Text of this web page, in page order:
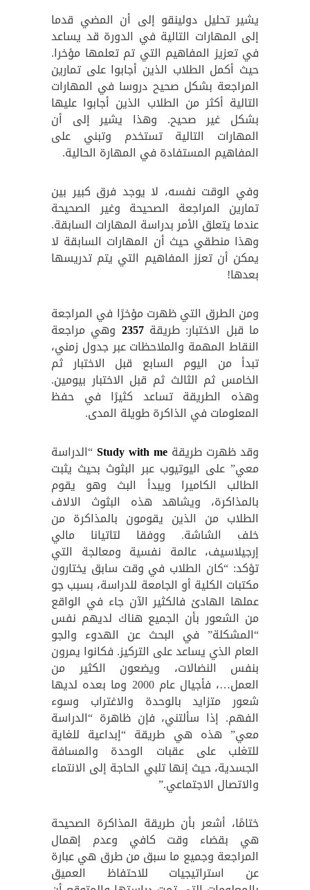
يشير تحليل دولينقو إلى أن المضي قدما
إلى المهارات التالية في الدورة قد يساعد
في تعزيز المفاهيم التي تم تعلمها مؤخرا.
حيث أكمل الطلاب الذين أجابوا على تمارين
المراجعة بشكل صحيح دروسا في المهارات
التالية أكثر من الطلاب الذين أجابوا عليها
بشكل غير صحيح. وهذا يشير إلى أن
المهارات التالية تستخدم وتبني على
المفاهيم المستفادة في المهارة الحالية.
وفي الوقت نفسه، لا يوجد فرق كبير بين
تمارين المراجعة الصحيحة وغير الصحيحة
عندما يتعلق الأمر بدراسة المهارات السابقة.
وهذا منطقي حيث أن المهارات السابقة لا
يمكن أن تعزز المفاهيم التي يتم تدريسها
بعدها!
ومن الطرق التي ظهرت مؤخرًا في المراجعة
ما قبل الاختبار: طريقة2357 وهي مراجعة
النقاط المهمة والملاحظات عبر جدول زمني،
تبدأ من اليوم السابع قبل الاختبار ثم
الخامس ثم الثالث ثم قبل الاختبار بيومين.
وهذه الطريقة تساعد كثيرًا في حفظ
المعلومات في الذاكرة طويلة المدى.
وقد ظهرت طريقة Study with me“الدراسة
معي” على اليوتيوب عبر البثوث بحيث يثبت
الطالب الكاميرا ويبدأ البث وهو يقوم
بالمذاكرة، ويشاهد هذه البثوث الالاف
الطلاب من الذين يقومون بالمذاكرة من
خلف الشاشة. ووفقا لتاتيانا مالي
إرجيلاسيف، عالمة نفسية ومعالجة التي
تؤكد: “كان الطلاب في وقت سابق يختارون
مكتبات الكلية أو الجامعة للدراسة، بسبب جو
عملها الهادئ فالكثير الآن جاء في الواقع
من الشعور بأن الجميع هناك لديهم نفس
“المشكلة” في البحث عن الهدوء والجو
العام الذي يساعد على التركيز. فكانوا يمرون
بنفس النضالات، ويضعون الكثير من
العمل…، فأجيال عام 2000 وما بعده لديها
شعور متزايد بالوحدة والاغتراب وسوء
الفهم. إذا سألتني، فإن ظاهرة “الدراسة
معي” هذه هي طريقة “إبداعية للغاية
للتغلب على عقبات الوحدة والمسافة
الجسدية، حيث إنها تلبي الحاجة إلى الانتماء
والاتصال الاجتماعي.”
ختامًا، أشعر بأن طريقة المذاكرة الصحيحة
هي بقضاء وقت كافي وعدم إهمال
المراجعة وجميع ما سبق من طرق هي عبارة
عن استراتيجيات للاحتفاظ العميق